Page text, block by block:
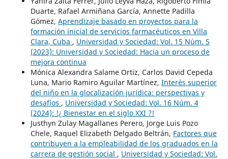
Duarte, Rafael Armiñana García, Annette Padilla
Gómez, Aprendizaje basado en proyectos para la
formación inicial de servicios farmacéuticos en Villa
Clara, Cuba , Universidad y Sociedad: Vol. 15 Núm. 5
(2023): Universidad y Sociedad: Hacia un proceso de
mejora continua
Mónica Alexandra Salame Ortiz, Carlos David Cepeda
Luna, Mario Ramiro Aguilar Martínez, Interés superior
del niño en la glocalización jurídica: perspectivas y
desafíos , Universidad y Sociedad: Vol. 16 Núm. 4
(2024): !¿ Bienestar en el siglo XXI ?!
Justhyn Zulay Magallanes Perero, Jorge Luis Pozo
Chele, Raquel Elizabeth Delgado Beltrán, Factores que
contribuyen a la empleabilidad de los graduados en la
carrera de gestión social , Universidad y Sociedad: Vol.